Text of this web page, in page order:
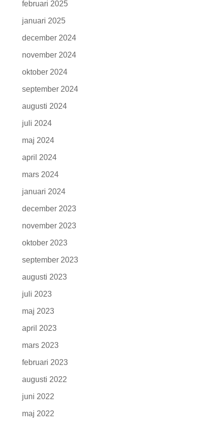
februari 2025
januari 2025
december 2024
november 2024
oktober 2024
september 2024
augusti 2024
juli 2024
maj 2024
april 2024
mars 2024
januari 2024
december 2023
november 2023
oktober 2023
september 2023
augusti 2023
juli 2023
maj 2023
april 2023
mars 2023
februari 2023
augusti 2022
juni 2022
maj 2022